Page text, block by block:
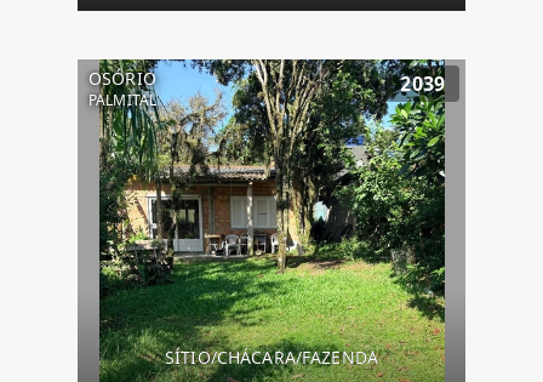
OSÓRIO
PALMITAL
2039
SÍTIO/CHÁCARA/FAZENDA